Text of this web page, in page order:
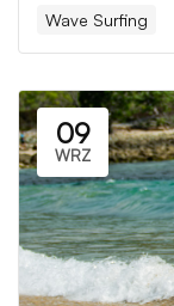
Wave Surfing
09
WRZ